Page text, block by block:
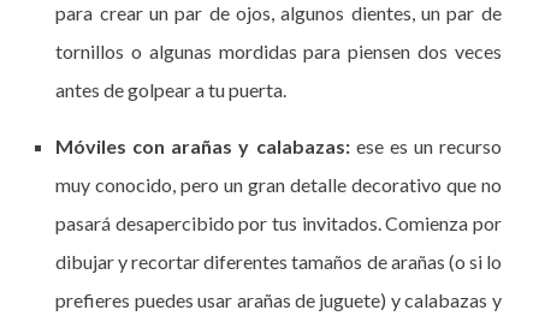
para crear un par de ojos, algunos dientes, un par de
tornillos o algunas mordidas para piensen dos veces
antes de golpear a tu puerta.
Móviles con arañas y calabazas:ese es un recurso
muy conocido, pero un gran detalle decorativo que no
pasará desapercibido por tus invitados. Comienza por
dibujar y recortar diferentes tamaños de arañas (o si lo
prefieres puedes usar arañas de juguete) y calabazas y